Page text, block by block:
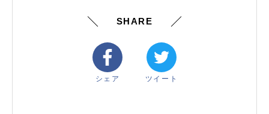
SHARE
シェア ツイート